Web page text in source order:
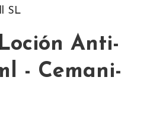
Anti-
- Cemani-